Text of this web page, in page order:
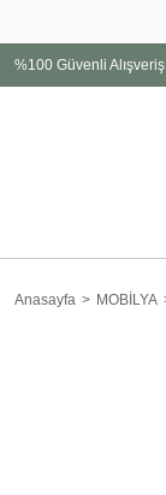
%100 Güvenli Alışveriş
Anasayfa MOBİLYA